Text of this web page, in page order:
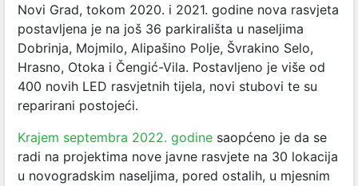
Novi Grad, tokom 2020. i 2021. godine nova rasvjeta
postavljena je na još 36 parkirališta u naseljima
Dobrinja, Mojmilo, Alipašino Polje, Švrakino Selo,
Hrasno, Otoka i Čengić-Vila. Postavljeno je više od
400 novih LED rasvjetnih tijela, novi stubovi te su
reparirani postojeći.
Krajem septembra 2022. godine saopćeno je da se
radi na projektima nove javne rasvjete na 30 lokacija
u novogradskim naseljima, pored ostalih, u mjesnim